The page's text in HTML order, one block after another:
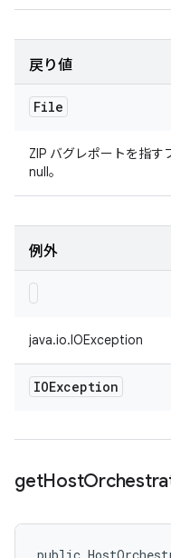
戻り値
File
ZIP バグレポートを指
null。
例外
java.io.IOException
IOException
getHost